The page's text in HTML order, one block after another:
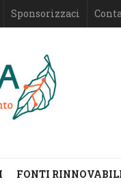
Sponsorizzaci
FONTI